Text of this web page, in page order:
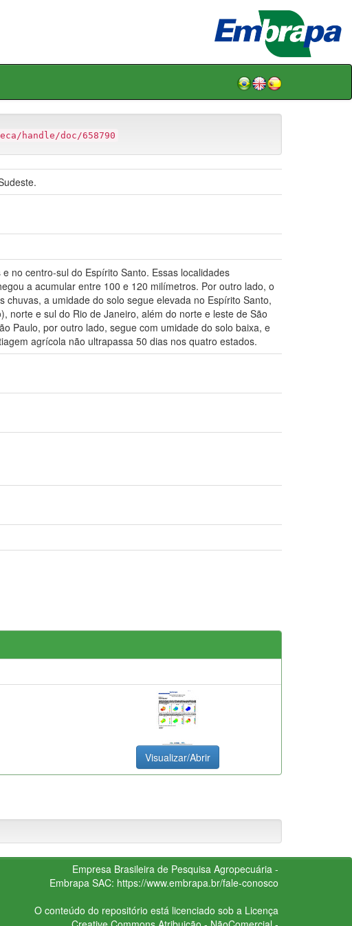
handle/doc/658790
no centro-sul do Espírito Santo. Essas localidades
a acumular entre 100 e 120 milímetros. Por outro lado, o
a umidade do solo segue elevada no Espírito Santo,
norte e sul do Rio de Janeiro, além do norte e leste de São
Paulo, por outro lado, segue com umidade do solo baixa, e
agrícola não ultrapassa 50 dias nos quatro estados.
Visualizar/Abrir
Empresa Brasileira de Pesquisa Agropecuária -
Embrapa SAC: https://www.embrapa.br/fale-conosco
O conteúdo do repositório está licenciado sob a Licença